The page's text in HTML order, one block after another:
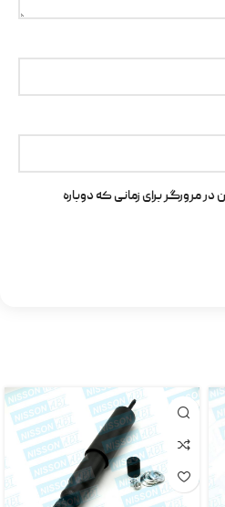
مرورگر برای زمانی که دوباره